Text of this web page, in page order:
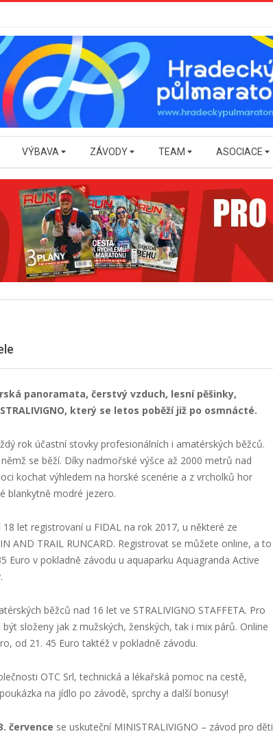
VÝBAVA ZÁVODY TEAM ASOCIACE
panoramata, čerstvý vzduch, lesní pěšinky,
který se letos poběží již po osmnácté.
rok účastní stovky profesionálních i amatérských běžců.
se běží. Díky nadmořské výšce až 2000 metrů nad
kochat výhledem na horské scenérie a z vrcholků hor
blankytně modré jezero.
let registrovaní u FIDAL na rok 2017, u některé ze
AND TRAIL RUNCARD. Registrovat se můžete online, a to
Euro v pokladně závodu u aquaparku Aquagranda Active
běžců nad 16 let ve STRALIVIGNO STAFFETA. Pro
složeny jak z mužských, ženských, tak i mix párů. Online
od 21. 45 Euro taktéž v pokladně závodu.
OTC Srl, technická a lékařská pomoc na cestě,
na jídlo po závodě, sprchy a další bonusy!
července se uskuteční MINISTRALIVIGNO – závod pro děti